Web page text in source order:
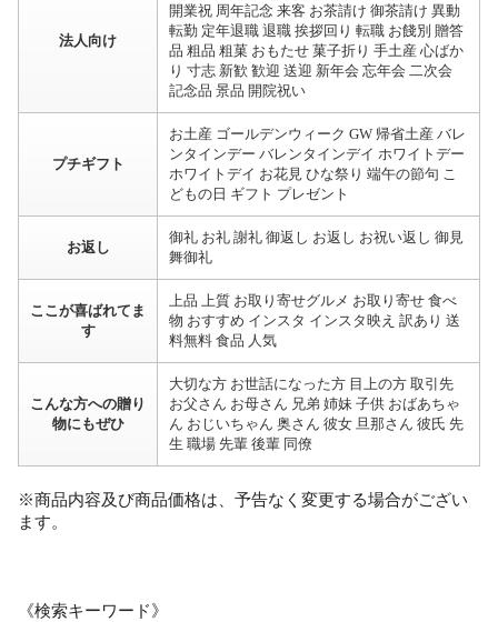
法人向け
開業祝 周年記念 来客 お茶請け 御茶請け 異動
転勤 定年退職 退職 挨拶回り 転職 お餞別 贈答
品 粗品 粗菓 おもたせ 菓子折り 手土産 心ばか
り 寸志 新歓 歓迎 送迎 新年会 忘年会 二次会
記念品 景品 開院祝い
プチギフト
お土産 ゴールデンウィーク GW 帰省土産 バレ
ンタインデー バレンタインデイ ホワイトデー
ホワイトデイ お花見 ひな祭り 端午の節句 こ
どもの日 ギフト プレゼント
お返し
御礼 お礼 謝礼 御返し お返し お祝い返し 御見
舞御礼
ここが喜ばれてま
す
上品 上質 お取り寄せグルメ お取り寄せ 食べ
物 おすすめ インスタ インスタ映え 訳あり 送
料無料 食品 人気
こんな方への贈り
物にもぜひ
大切な方 お世話になった方 目上の方 取引先
お父さん お母さん 兄弟 姉妹 子供 おばあちゃ
ん おじいちゃん 奥さん 彼女 旦那さん 彼氏 先
生 職場 先輩 後輩 同僚
※商品内容及び商品価格は、予告なく変更する場合がござい
ます。
《検索キーワード》